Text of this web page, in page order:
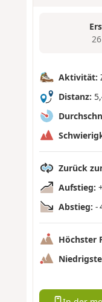
Aktivität:
Distanz:
Zurück
Aufstieg:
Abstieg: -
Höchster